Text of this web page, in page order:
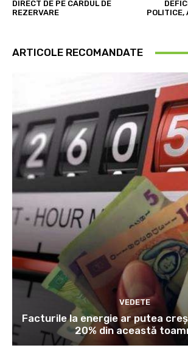
DIRECT DE PE CARDUL DE
REZERVARE
POLITICE,
ARTICOLE RECOMANDATE
VEDETE
Facturile la energie ar putea
20% din această